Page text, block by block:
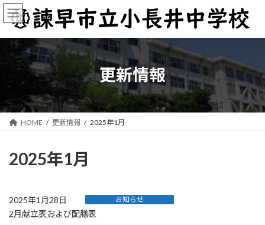
コ
ン
ン
ッ
プ
ナ
ビ
ー
移
動
更新情報
HOME 更新情報 2025年1月
2025年1月
2025年1月28日 お知らせ
2月献立表および配膳表